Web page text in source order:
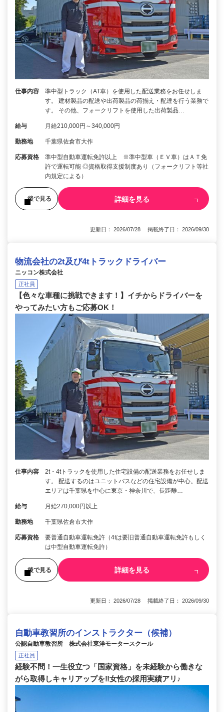
仕事内容
準中型トラック（AT車）を使用した配送業務をお任せしま
す。 建材製品の配送や出荷製品の荷揃え・配達を行う業務で
す。 その他、フォークリフトを使用した出荷製品…
給与 月給210,000円～340,000円
勤務地 千葉県佐倉市大作
応募資格
準中型自動車運転免許以上 ※準中型車（ＥＶ車）はＡＴ免
許で運転可能 ◎資格取得支援制度あり（フォークリフト等社
内規定による）
後で見る 詳細を見る
更新日： 2026/07/28 掲載終了日： 2026/09/30
物流会社の2t及び4tトラックドライバー
ニッコン株式会社
正社員
【色々な車種に挑戦できます！】イチからドライバーを
やってみたい方もご応募OK！
仕事内容
2t・4tトラックを使用した住宅設備の配送業務をお任せしま
す。 配送するのはユニットバスなどの住宅設備が中心。配送
エリアは千葉県を中心に東京・神奈川で、長距離…
給与 月給270,000円以上
勤務地 千葉県佐倉市大作
応募資格
要普通自動車運転免許（4tは要旧普通自動車運転免許もしく
は中型自動車運転免許）
後で見る 詳細を見る
更新日： 2026/07/28 掲載終了日： 2026/09/30
自動車教習所のインストラクター（候補）
公認自動車教習所 株式会社東洋モータースクール
正社員
経験不問！一生役立つ「国家資格」を未経験から働きな
がら取得しキャリアップを‼女性の採用実績アリ♪